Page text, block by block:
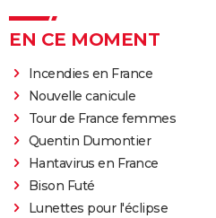
EN CE MOMENT
Incendies en France
Nouvelle canicule
Tour de France femmes
Quentin Dumontier
Hantavirus en France
Bison Futé
Lunettes pour l'éclipse